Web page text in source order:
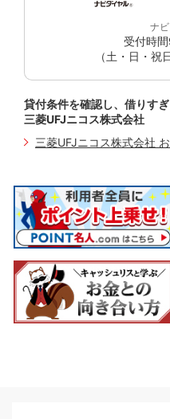
ナ
受付時
（土・日・祝
貸付条件を確認し、借りすぎ
三菱UFJニコス株式会社
三菱UFJニコス株式会社